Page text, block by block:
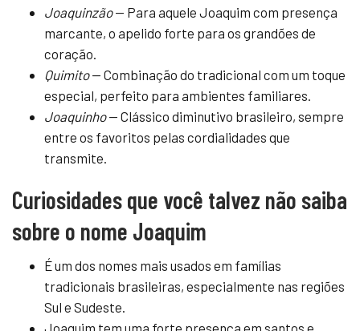
Joaquinzão— Para aquele Joaquim com presença
marcante, o apelido forte para os grandões de
coração.
Quimito— Combinação do tradicional com um toque
especial, perfeito para ambientes familiares.
Joaquinho— Clássico diminutivo brasileiro, sempre
entre os favoritos pelas cordialidades que
transmite.
Curiosidades que você talvez não saiba
sobre o nome Joaquim
É um dos nomes mais usados em famílias
tradicionais brasileiras, especialmente nas regiões
Sul e Sudeste.
Joaquim tem uma forte presença em santos e